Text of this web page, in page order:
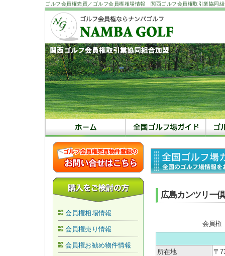
ゴルフ会員権売買／ゴルフ会員権相場情報 関西ゴルフ会員権取引業協同
会員権相場情報
会員権売り情報
会員権お勧め物件情報
広島カンツリー
会員権
所在地
〒